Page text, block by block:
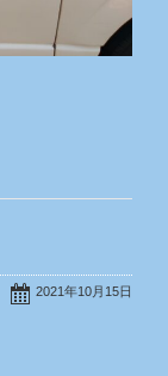
2021年10月15日